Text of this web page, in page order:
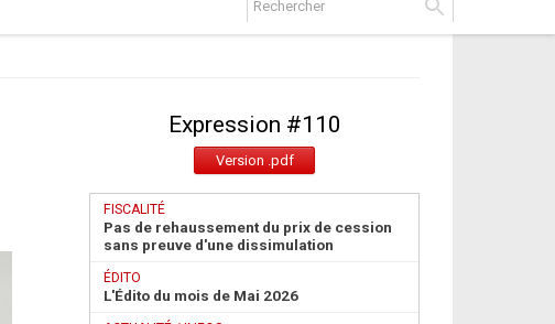
Expression #110
Version .pdf
FISCALITÉ
Pas de rehaussement du prix de cession
sans preuve d'une dissimulation
ÉDITO
L'Édito du mois de Mai 2026